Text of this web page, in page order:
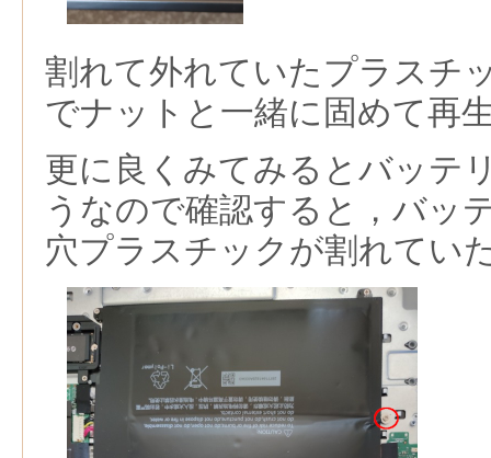
割れて外れていたプラスチ
でナットと一緒に固めて再
更に良くみてみるとバッテ
うなので確認すると，バッ
穴プラスチックが割れてい